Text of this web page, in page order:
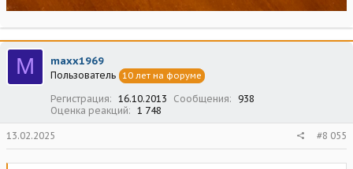
M maxx1969
Пользователь 10 лет на форуме
Регистрация 16.10.2013 Сообщения
938
Оценка реакций
1 748
13.02.2025 #8 055